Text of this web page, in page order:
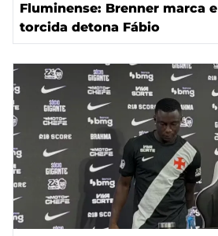
Fluminense: Brenner marca e
torcida detona Fábio